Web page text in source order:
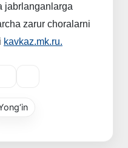
jabrlanganlarga
zarur choralarni
kavkaz.mk.ru.